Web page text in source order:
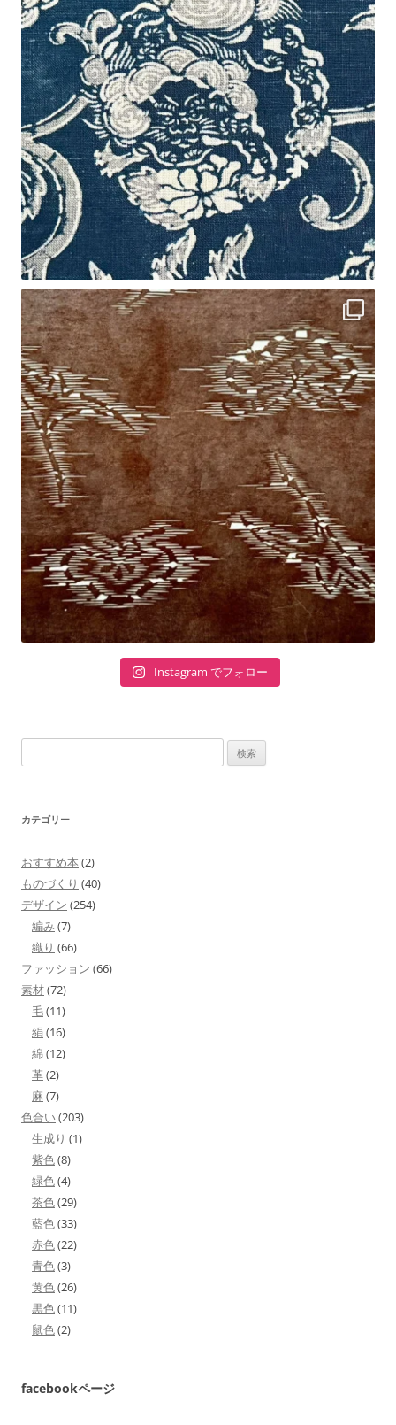
Instagram でフォロー
索:
カテゴリー
おすすめ本 (2)
ものづくり (40)
デザイン (254)
編み (7)
織り (66)
ファッション (66)
素材(72)
毛(11)
絹(16)
綿(12)
革(2)
麻 (7)
色合い(203)
生成り (1)
紫色(8)
緑色(4)
茶色(29)
藍色(33)
赤色(22)
青色(3)
黄色(26)
黒色(11)
鼠色(2)
facebookページ